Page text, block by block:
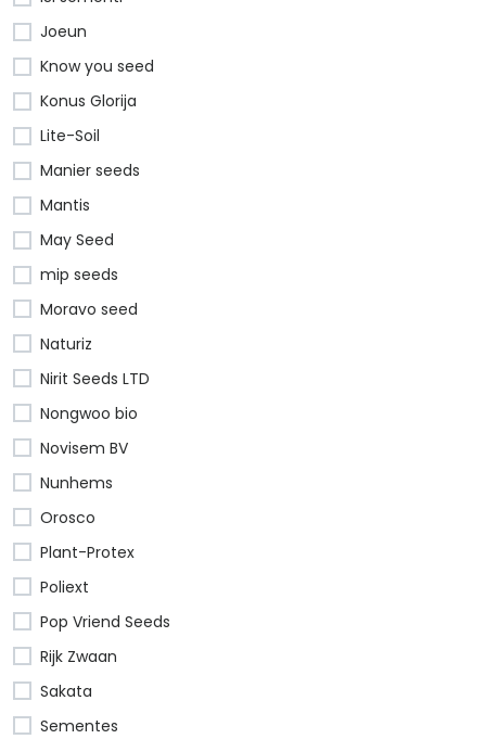
Joeun
Know you seed
Konus Glorija
Lite-Soil
Manier seeds
Mantis
May Seed
mip seeds
Moravo seed
Naturiz
Nirit Seeds LTD
Nongwoo bio
Novisem BV
Nunhems
Orosco
Plant-Protex
Poliext
Pop Vriend Seeds
Rijk Zwaan
Sakata
Sementes